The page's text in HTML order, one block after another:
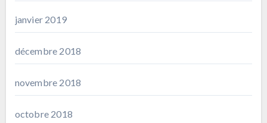
janvier 2019
décembre 2018
novembre 2018
octobre 2018